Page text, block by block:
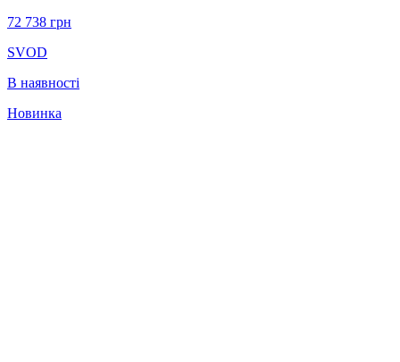
72 738 грн
SVOD
В наявності
Новинка